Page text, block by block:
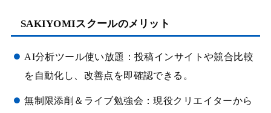
SAKIYOMIスクールのメリット
AI分析ツール使い放題：投稿インサイトや競合比較
を自動化し、改善点を即確認できる。
無制限添削＆ライブ勉強会：現役クリエイターから